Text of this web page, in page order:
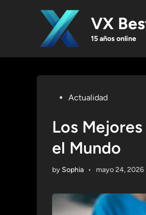
VX
15 años online
PostedActualidad
Los
el Mundo
by Sophia • mayo 24, 2026